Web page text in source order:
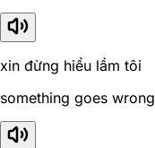
xin đừng hiểu lầm tôi
something goes wrong